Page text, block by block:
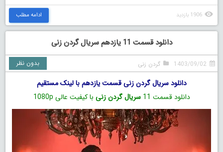
1906 بازدید ادامه مطلب
دانلود قسمت 11 یازدهم سریال گردن زنی
1403/09/02 گردن زنی بدون نظر
دانلود سریال گردن زنی قسمت یازدهم با لینک مستقیم
دانلود قسمت 11
سریال گردن زنی با کیفیت عالی 1080p